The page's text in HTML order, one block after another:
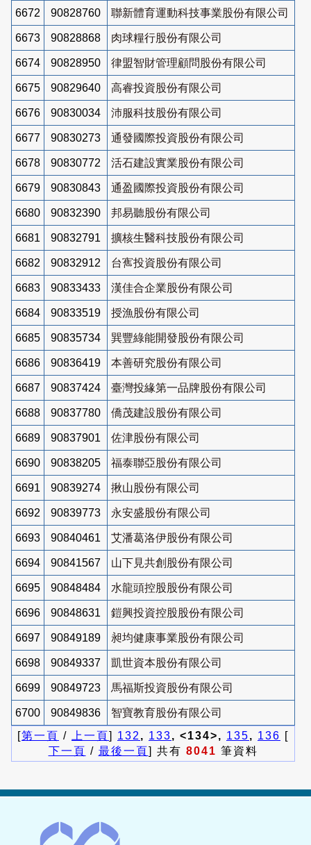
6672 90828760 聯新體育運動科技事業股份有限公司
6673 90828868 肉球糧行股份有限公司
6674 90828950 律盟智財管理顧問股份有限公司
6675 90829640 高睿投資股份有限公司
6676 90830034 沛服科技股份有限公司
6677 90830273 通發國際投資股份有限公司
6678 90830772 活石建設實業股份有限公司
6679 90830843 通盈國際投資股份有限公司
6680 90832390 邦易聽股份有限公司
6681 90832791 擴核生醫科技股份有限公司
6682 90832912 台寯投資股份有限公司
6683 90833433 漢佳合企業股份有限公司
6684 90833519 授漁股份有限公司
6685 90835734 巽豐綠能開發股份有限公司
6686 90836419 本善研究股份有限公司
6687 90837424 臺灣投緣第一品牌股份有限公司
6688 90837780 僑茂建設股份有限公司
6689 90837901 佐津股份有限公司
6690 90838205 福泰聯亞股份有限公司
6691 90839274 揪山股份有限公司
6692 90839773 永安盛股份有限公司
6693 90840461 艾潘葛洛伊股份有限公司
6694 90841567 山下見共創股份有限公司
6695 90848484 水龍頭控股股份有限公司
6696 90848631 鎧興投資控股股份有限公司
6697 90849189 昶均健康事業股份有限公司
6698 90849337 凱世資本股份有限公司
6699 90849723 馬福斯投資股份有限公司
6700 90849836
智寶教育股份有限公司
[第一頁 / 上一頁] 132 , 133, <134>, 135, 136 [
下一頁 / 最後一頁] 共有 8041 筆資料